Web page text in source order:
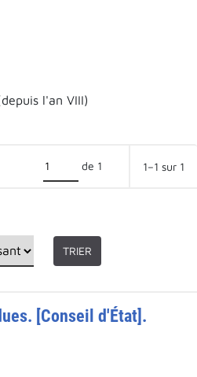
l'an VIII)
de 1 1–1 sur 1
TRIER
[Conseil d'État].